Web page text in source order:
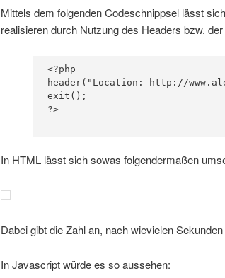
Mittels dem folgenden Codeschnippsel lässt
realisieren durch Nutzung des Headers bzw.
<?php
header("Location: http://
exit();
?>
In HTML lässt sich sowas folgendermaßen
Dabei gibt die Zahl an, nach wievielen
In Javascript würde es so aussehen: